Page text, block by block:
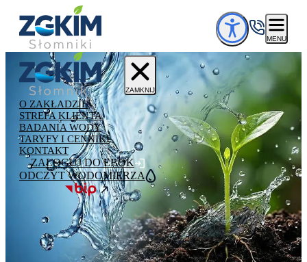
Przejdź do treści
MENU
ZAMKNIJ
O ZAKŁADZIE
STREFA KLIENTA
BADANIA WODY
TARYFY I CENNIKI
KONTAKT
ZALOGUJ DO EBOK
ODCZYT WODOMIERZA